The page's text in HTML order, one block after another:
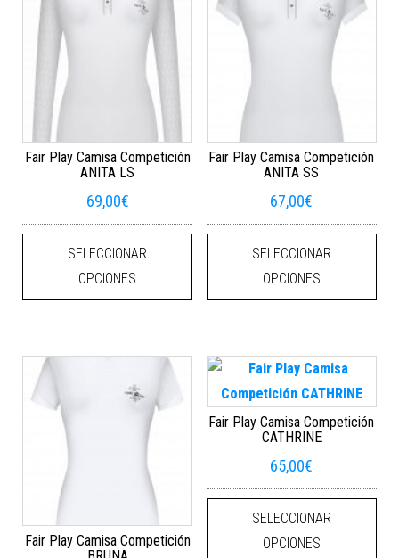
Fair Play Camisa Competición
ANITA LS
69,00€
SELECCIONAR
OPCIONES
Este producto tiene múltiples
Fair Play Camisa Competición
ANITA SS
67,00€
SELECCIONAR
OPCIONES
Fair Play Camisa Competición
Fair Play Camisa Competición
CATHRINE
65,00€
SELECCIONAR
OPCIONES